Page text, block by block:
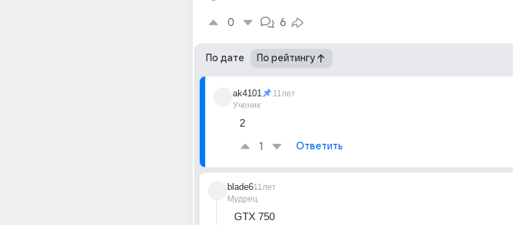
0 6
По дате По рейтингу
ak4101
Ученик
11лет
2
1 Ответить
blade6
Мудрец
11лет
GTX 750